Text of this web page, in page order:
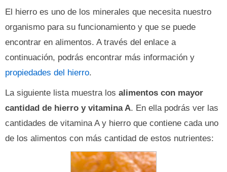
El hierro es uno de los minerales que necesita nuestro
organismo para su funcionamiento y que se puede
encontrar en alimentos. A través del enlace a
continuación, podrás encontrar más información y
propiedades del hierro.
La siguiente lista muestra los alimentos con mayor
cantidad de hierro y vitamina A. En ella podrás ver las
cantidades de vitamina A y hierro que contiene cada uno
de los alimentos con más cantidad de estos nutrientes: